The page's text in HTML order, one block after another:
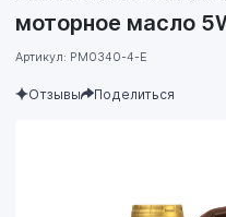
моторное масло
Артикул: PM0340-4-E
Отзывы Поделиться